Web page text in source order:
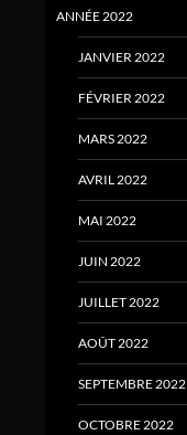
ANNÉE 2022
JANVIER 2022
FÉVRIER 2022
MARS 2022
AVRIL 2022
MAI 2022
JUIN 2022
JUILLET 2022
AOÛT 2022
SEPTEMBRE 2022
OCTOBRE 2022